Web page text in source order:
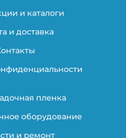
и каталоги
и доставка
пленка
оборудование
и ремонт